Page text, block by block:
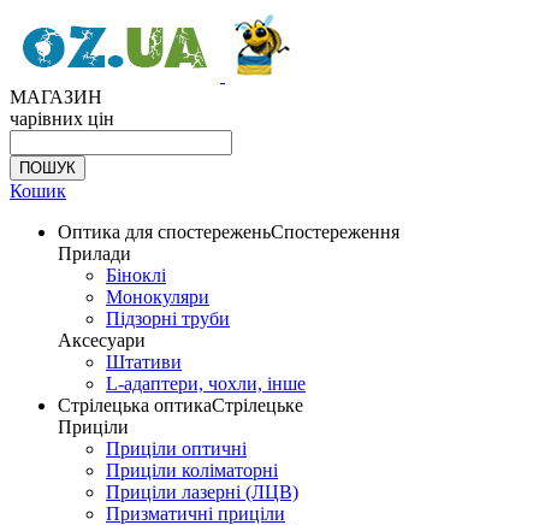
МАГАЗИН
чарівних цін
Кошик
Оптика для спостереженьСпостереження
Прилади
Біноклі
Монокуляри
Підзорні труби
Аксесуари
Штативи
L-адаптери, чохли, інше
Стрілецька оптикаСтрілецьке
Приціли
Приціли оптичні
Приціли коліматорні
Приціли лазерні (ЛЦВ)
Призматичні приціли